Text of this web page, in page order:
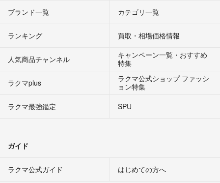
ブランド一覧 カテゴリ一覧
ランキング 買取・相場価格情報
人気商品チャンネル
キャンペーン一覧・おすすめ
特集
ラクマplus
ラクマ公式ショップ ファッシ
ョン特集
ラクマ最強鑑定
SPU
ガイド
ラクマ公式ガイド はじめての方へ